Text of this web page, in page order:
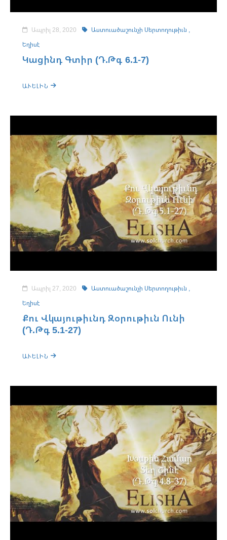
Ապրիլ 28, 2020
Աստուածաշունչի Սերտողութիւն ,
Եղիսէ
Կացինդ Գտիր (Դ.Թգ 6.1-7)
ԱՒԵԼԻՆ
Ապրիլ 27, 2020
Աստուածաշունչի Սերտողութիւն ,
Եղիսէ
Քու Վկայութիւնդ Զօրութիւն Ունի
(Դ.Թգ 5.1-27)
ԱՒԵԼԻՆ